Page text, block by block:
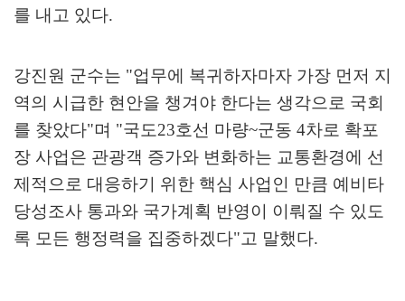
를 내고 있다.
강진원 군수는 "업무에 복귀하자마자 가장 먼저 지
역의 시급한 현안을 챙겨야 한다는 생각으로 국회
를 찾았다"며 "국도23호선 마량~군동 4차로 확포
장 사업은 관광객 증가와 변화하는 교통환경에 선
제적으로 대응하기 위한 핵심 사업인 만큼 예비타
당성조사 통과와 국가계획 반영이 이뤄질 수 있도
록 모든 행정력을 집중하겠다"고 말했다.